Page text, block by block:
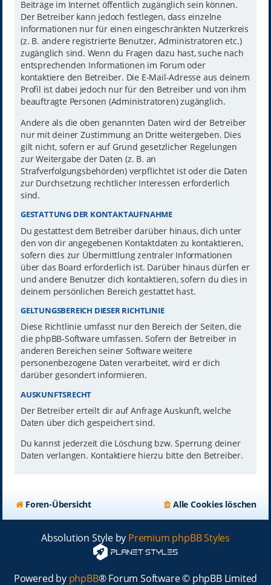
Beiträge im Internet öffentlich zugänglich sein können.
Der Betreiber kann jedoch festlegen, dass einzelne
Informationen nur für einen eingeschränkten Nutzerkreis
(z. B. andere registrierte Benutzer, Administratoren etc.)
zugänglich sind. Wenn du Fragen dazu hast, suche nach
entsprechenden Informationen im Forum oder
kontaktiere den Betreiber. Die E-Mail-Adresse aus deinem
Profil ist dabei jedoch nur für den Betreiber und von ihm
beauftragte Personen (Administratoren) zugänglich.
Andere als die oben genannten Daten wird der Betreiber
nur mit deiner Zustimmung an Dritte weitergeben. Dies
gilt nicht, sofern er auf Grund gesetzlicher Regelungen
zur Weitergabe der Daten (z. B. an
Strafverfolgungsbehörden) verpflichtet ist oder die Daten
zur Durchsetzung rechtlicher Interessen erforderlich
sind.
GESTATTUNG DER KONTAKTAUFNAHME
Du gestattest dem Betreiber darüber hinaus, dich unter
den von dir angegebenen Kontaktdaten zu kontaktieren,
sofern dies zur Übermittlung zentraler Informationen
über das Board erforderlich ist. Darüber hinaus dürfen er
und andere Benutzer dich kontaktieren, sofern du dies in
deinem persönlichen Bereich gestattet hast.
GELTUNGSBEREICH DIESER RICHTLINIE
Diese Richtlinie umfasst nur den Bereich der Seiten, die
die phpBB-Software umfassen. Sofern der Betreiber in
anderen Bereichen seiner Software weitere
personenbezogene Daten verarbeitet, wird er dich
darüber gesondert informieren.
AUSKUNFTSRECHT
Der Betreiber erteilt dir auf Anfrage Auskunft, welche
Daten über dich gespeichert sind.
Du kannst jederzeit die Löschung bzw. Sperrung deiner
Daten verlangen. Kontaktiere hierzu bitte den Betreiber.
Foren-Übersicht Alle Cookies löschen
Absolution Style by Premium phpBB Styles
Powered by phpBB® Forum Software © phpBB Limited